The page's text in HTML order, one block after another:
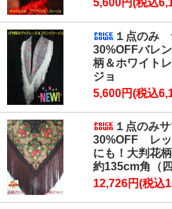
5,600円(税込
１点のみ
30%OFFバレ
柄＆ホワイト
ジョ
5,600円(税込
１点のみ
30%OFF レッ
にも！大判花
約135cm角（
12,726円(税込